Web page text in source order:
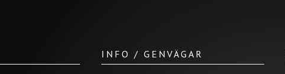
INFO / GENVÄGAR